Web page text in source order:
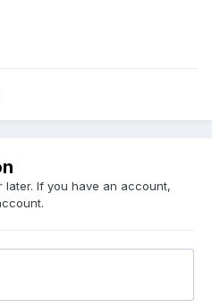
If you have an account,